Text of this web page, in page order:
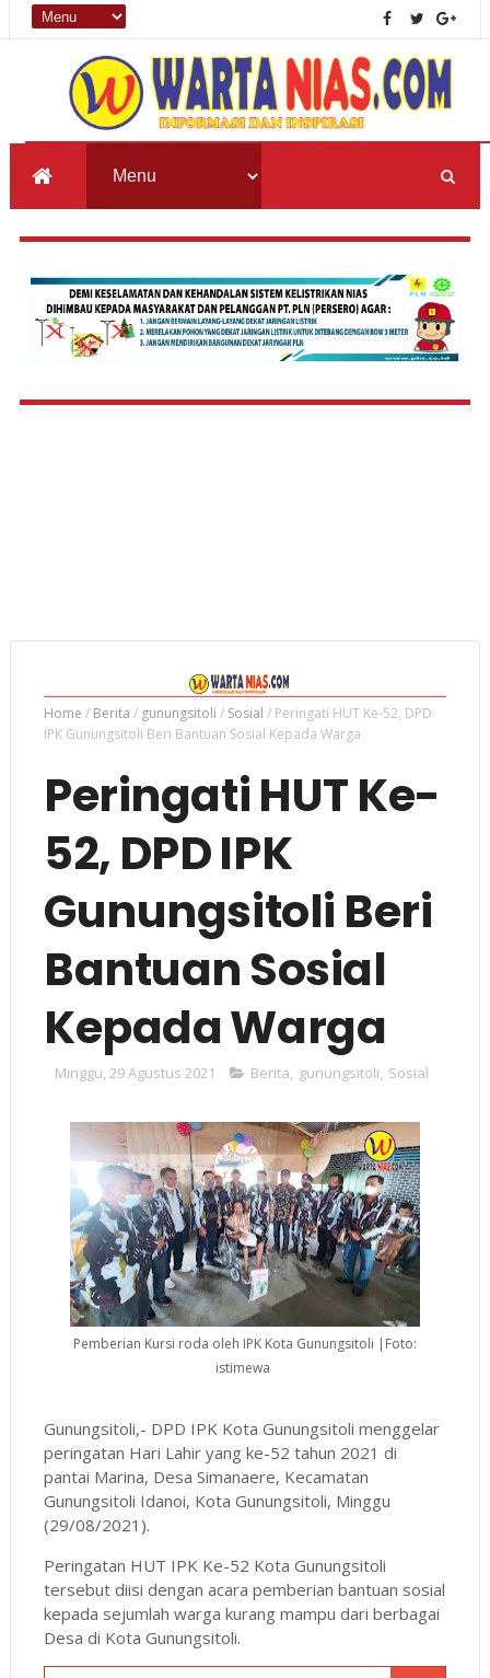
Home / Berita / gunungsitoli / Sosial / Peringati HUT Ke-52, DPD
IPK Gunungsitoli Beri Bantuan Sosial Kepada Warga
Peringati HUT Ke-
52, DPD IPK
Gunungsitoli Beri
Bantuan Sosial
Kepada Warga
Minggu, 29 Agustus 2021 Berita, gunungsitoli, Sosial
Pemberian Kursi roda oleh IPK Kota Gunungsitoli |Foto:
istimewa
Gunungsitoli,- DPD IPK Kota Gunungsitoli menggelar
peringatan Hari Lahir yang ke-52 tahun 2021 di
pantai Marina, Desa Simanaere, Kecamatan
Gunungsitoli Idanoi, Kota Gunungsitoli, Minggu
(29/08/2021).
Peringatan HUT IPK Ke-52 Kota Gunungsitoli
tersebut diisi dengan acara pemberian bantuan sosial
kepada sejumlah warga kurang mampu dari berbagai
Desa di Kota Gunungsitoli.